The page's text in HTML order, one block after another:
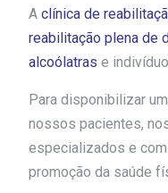
A clínica de
reabilitação plena de
alcoólatras e
Para disponibilizar
nossos pacientes,
especializados e
promoção da saúde